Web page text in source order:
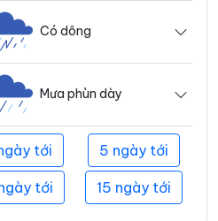
Có dông
Mưa phùn dày
tới 5 ngày tới
tới 15 ngày tới